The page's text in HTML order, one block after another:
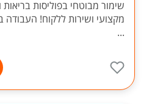
שימור מבוטחי בפוליסות
...